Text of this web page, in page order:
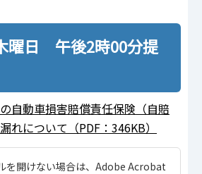
日 午後2時00分提
自動車損害賠償責任保険（自賠
れについて（PDF：346KB）
を開けない場合は、Adobe Acrobat